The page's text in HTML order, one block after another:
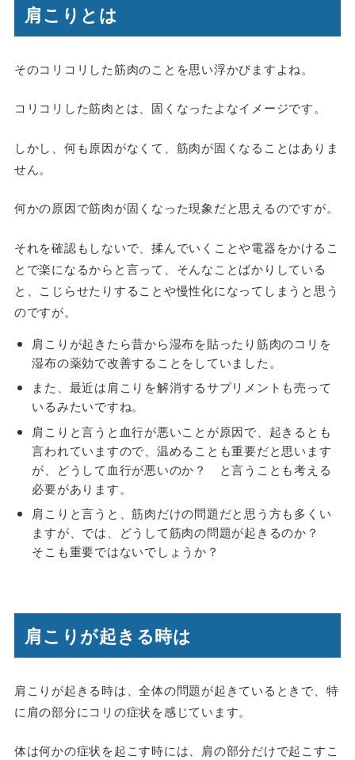
肩こりとは
そのコリコリした筋肉のことを思い浮かびますよね。
コリコリした筋肉とは、固くなったよなイメージです。
しかし、何も原因がなくて、筋肉が固くなることはありま
せん。
何かの原因で筋肉が固くなった現象だと思えるのですが。
それを確認もしないで、揉んでいくことや電器をかけるこ
とで楽になるからと言って、そんなことばかりしている
と、こじらせたりすることや慢性化になってしまうと思う
のですが。
肩こりが起きたら昔から湿布を貼ったり筋肉のコリを
湿布の薬効で改善することをしていました。
また、最近は肩こりを解消するサプリメントも売って
いるみたいですね。
肩こりと言うと血行が悪いことが原因で、起きるとも
言われていますので、温めることも重要だと思います
が、どうして血行が悪いのか？ と言うことも考える
必要があります。
肩こりと言うと、筋肉だけの問題だと思う方も多くい
ますが、では、どうして筋肉の問題が起きるのか？
そこも重要ではないでしょうか？
肩こりが起きる時は
肩こりが起きる時は、全体の問題が起きているときで、特
に肩の部分にコリの症状を感じています。
体は何かの症状を起こす時には、肩の部分だけで起こすこ